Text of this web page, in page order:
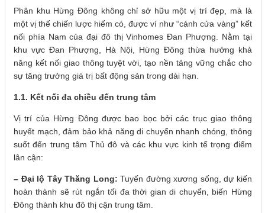
Phân khu Hừng Đông không chỉ sở hữu một vị trí đẹp, mà là
một vị thế chiến lược hiếm có, được ví như “cánh cửa vàng” kết
nối phía Nam của đại đô thị Vinhomes Đan Phượng. Nằm tại
khu vực Đan Phượng, Hà Nội, Hừng Đông thừa hưởng khả
năng kết nối giao thông tuyệt vời, tạo nền tảng vững chắc cho
sự tăng trưởng giá trị bất động sản trong dài hạn.
1.1. Kết nối đa chiều đến trung tâm
Vị trí của Hừng Đông được bao bọc bởi các trục giao thông
huyết mạch, đảm bảo khả năng di chuyển nhanh chóng, thông
suốt đến trung tâm Thủ đô và các khu vực kinh tế trọng điểm
lân cận:
– Đại lộ Tây Thăng Long: Tuyến đường xương sống, dự kiến
hoàn thành sẽ rút ngắn tối đa thời gian di chuyển, biến Hừng
Đông thành khu đô thị cận trung tâm.